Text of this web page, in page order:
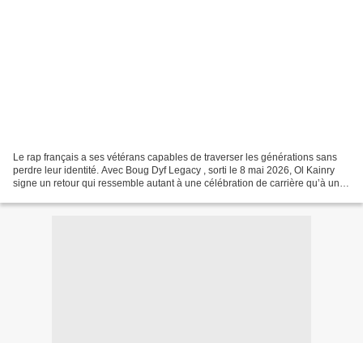
Le rap français a ses vétérans capables de traverser les générations sans
perdre leur identité. Avec Boug Dyf Legacy , sorti le 8 mai 2026, Ol Kainry
signe un retour qui ressemble autant à une célébration de carrière qu’à une